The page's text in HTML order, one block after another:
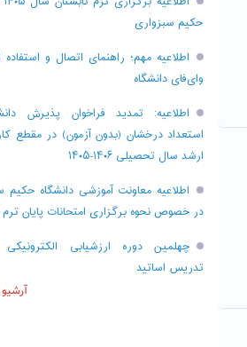
حکیم سبزواری
اطلاعیه مهم؛ راهنمای اتصال و
وای‌فای دانشگاه
اطلاعیه: تمدید فراخوان پذیرش
استعداد درخشان (بدون آزمون) در مقطع
ارشد سال تحصیلی ۱۴۰۶-۱۴۰۵
اطلاعیه معاونت آموزشی دانشگاه حکیم
در خصوص نحوه برگزاری امتحانات پایان ترم
چهلمین دوره ارزشیابی
تدریس اساتید